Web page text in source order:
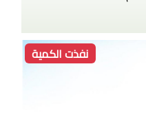
نفذت الكمية